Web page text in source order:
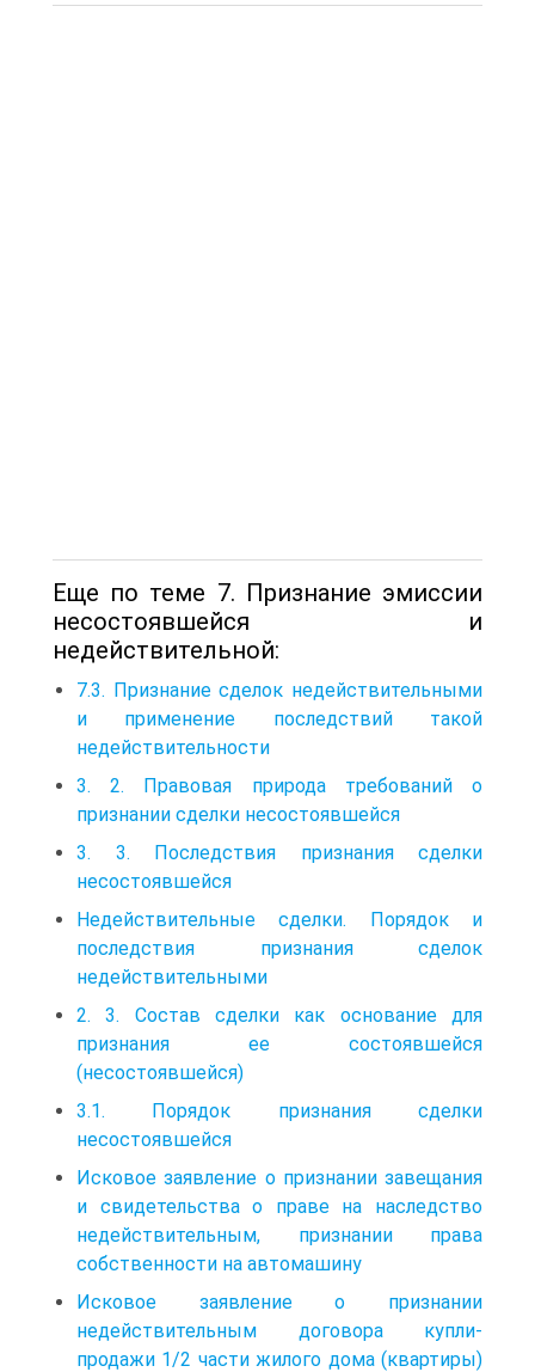
Еще по теме 7. Признание эмиссии
несостоявшейся и
недействительной:
7.3. Признание сделок недействительными
и применение последствий такой
недействительности
3. 2. Правовая природа требований о
признании сделки несостоявшейся
3. 3. Последствия признания сделки
несостоявшейся
Недействительные сделки. Порядок и
последствия признания сделок
недействительными
2. 3. Состав сделки как основание для
признания ее состоявшейся
(несостоявшейся)
3.1. Порядок признания сделки
несостоявшейся
Исковое заявление о признании завещания
и свидетельства о праве на наследство
недействительным, признании права
собственности на автомашину
Исковое заявление о признании
недействительным договора купли-
продажи 1/2 части жилого дома (квартиры)